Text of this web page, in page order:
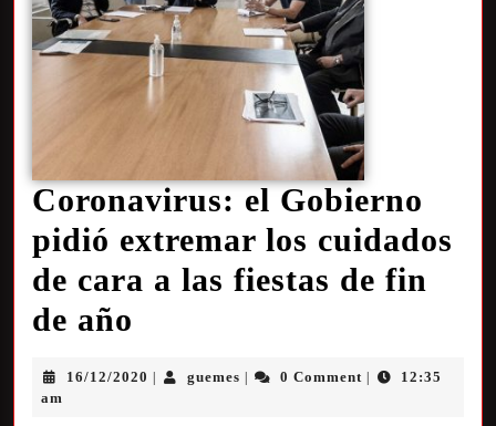
Coronavirus: el Gobierno
pidió extremar los cuidados
de cara a las fiestas de fin
de año
16/12/2020 guemes 0 Comment
12:35
am